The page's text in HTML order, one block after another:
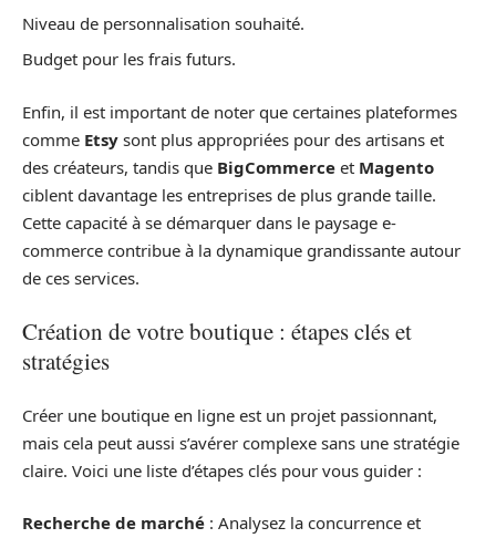
Niveau de personnalisation souhaité.
Budget pour les frais futurs.
Enfin, il est important de noter que certaines plateformes
comme Etsy sont plus appropriées pour des artisans et
des créateurs, tandis que BigCommerce et Magento
ciblent davantage les entreprises de plus grande taille.
Cette capacité à se démarquer dans le paysage e-
commerce contribue à la dynamique grandissante autour
de ces services.
Création de votre boutique : étapes clés et
stratégies
Créer une boutique en ligne est un projet passionnant,
mais cela peut aussi s’avérer complexe sans une stratégie
claire. Voici une liste d’étapes clés pour vous guider :
Recherche de marché : Analysez la concurrence et